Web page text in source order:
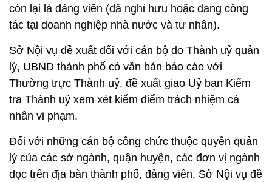
còn lại là đảng viên (đã nghỉ hưu hoặc đang công
tác tại doanh nghiệp nhà nước và tư nhân).
Sở Nội vụ đề xuất đối với cán bộ do Thành uỷ quản
lý, UBND thành phố có văn bản báo cáo với
Thường trực Thành uỷ, đề xuất giao Uỷ ban Kiểm
tra Thành uỷ xem xét kiểm điểm trách nhiệm cá
nhân vi phạm.
Đối với những cán bộ công chức thuộc quyền quản
lý của các sở ngành, quận huyện, các đơn vị ngành
dọc trên địa bàn thành phố, đảng viên, Sở Nội vụ đề